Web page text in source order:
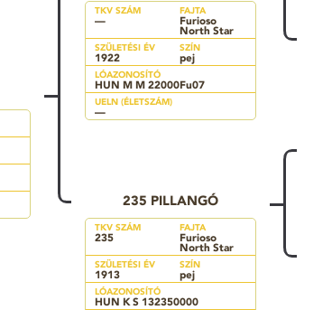
TKV SZÁM
—
FAJTA
Furioso
North Star
SZÜLETÉSI ÉV
1922
SZÍN
pej
LÓAZONOSÍTÓ
HUN M M 22000Fu07
UELN (ÉLETSZÁM)
—
235 PILLANGÓ
TKV SZÁM
235
FAJTA
Furioso
North Star
SZÜLETÉSI ÉV
1913
SZÍN
pej
LÓAZONOSÍTÓ
HUN K S 132350000